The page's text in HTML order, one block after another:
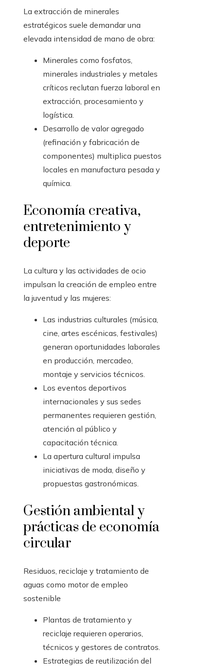
La extracción de minerales
estratégicos suele demandar una
elevada intensidad de mano de obra:
Minerales como fosfatos,
minerales industriales y metales
críticos reclutan fuerza laboral en
extracción, procesamiento y
logística.
Desarrollo de valor agregado
(refinación y fabricación de
componentes) multiplica puestos
locales en manufactura pesada y
química.
Economía creativa,
entretenimiento y
deporte
La cultura y las actividades de ocio
impulsan la creación de empleo entre
la juventud y las mujeres:
Las industrias culturales (música,
cine, artes escénicas, festivales)
generan oportunidades laborales
en producción, mercadeo,
montaje y servicios técnicos.
Los eventos deportivos
internacionales y sus sedes
permanentes requieren gestión,
atención al público y
capacitación técnica.
La apertura cultural impulsa
iniciativas de moda, diseño y
propuestas gastronómicas.
Gestión ambiental y
prácticas de economía
circular
Residuos, reciclaje y tratamiento de
aguas como motor de empleo
sostenible
Plantas de tratamiento y
reciclaje requieren operarios,
técnicos y gestores de contratos.
Estrategias de reutilización del